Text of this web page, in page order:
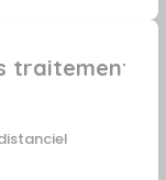
traitements